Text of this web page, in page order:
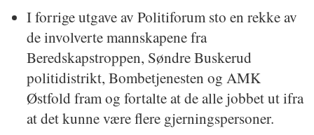
I forrige utgave av Politiforum sto en rekke av
de involverte mannskapene fra
Beredskapstroppen, Søndre Buskerud
politidistrikt, Bombetjenesten og AMK
Østfold fram og fortalte at de alle jobbet ut ifra
at det kunne være flere gjerningspersoner.